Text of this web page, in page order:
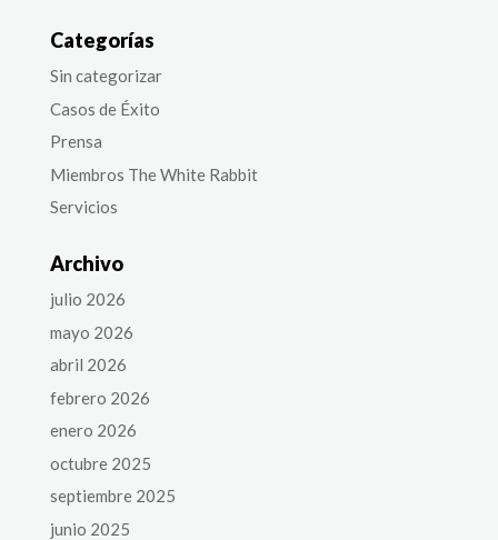
Categorías
Sin categorizar
Casos de Éxito
Prensa
Miembros The White Rabbit
Servicios
Archivo
julio 2026
mayo 2026
abril 2026
febrero 2026
enero 2026
octubre 2025
septiembre 2025
junio 2025